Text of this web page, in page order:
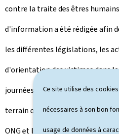
Ce site utilise des
nécessaires à son bon
usage de données à
contre la traite des êtres
d'information a été rédigée afin
les différentes législations, les
d'orientation des victimes dans
journées de formations et de
terrain ont récemment été
ONG et leurs services d’accueil et